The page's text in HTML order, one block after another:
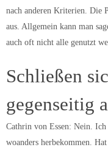
nach anderen Kriterien. Die
aus. Allgemein kann man
auch oft nicht alle genutzt
Schließen
gegenseitig
Cathrin von Essen: Nein.
woanders herbekommen.